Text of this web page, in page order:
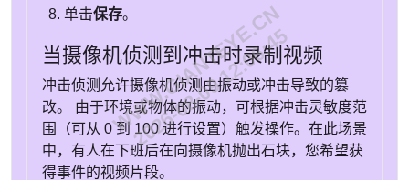
单击保存。
当摄像机侦测到冲击时录制视频
冲击侦测允许摄像机侦测由振动或冲击导致的篡
改。 由于环境或物体的振动，可根据冲击灵敏度范
围（可从 0 到 100 进行设置）触发操作。在此场景
中，有人在下班后在向摄像机抛出石块，您希望获
得事件的视频片段。
WWW.GIANTEYE.CN
2026-08-09 12:06:45